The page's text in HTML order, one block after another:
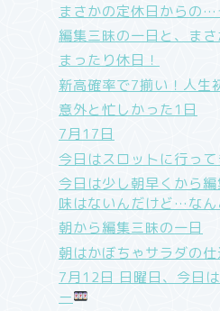
まさかの定休日からの
編集三昧の一日と、ま
まったり休日！
新高確率で7揃い！人生
意外と忙しかった1日
7月17日
今日はスロットに行って
今日は少し朝早くから
味はないんだけど…なん
朝から編集三昧の一日
朝はかぼちゃサラダの仕
7月12日 日曜日、今日
ー